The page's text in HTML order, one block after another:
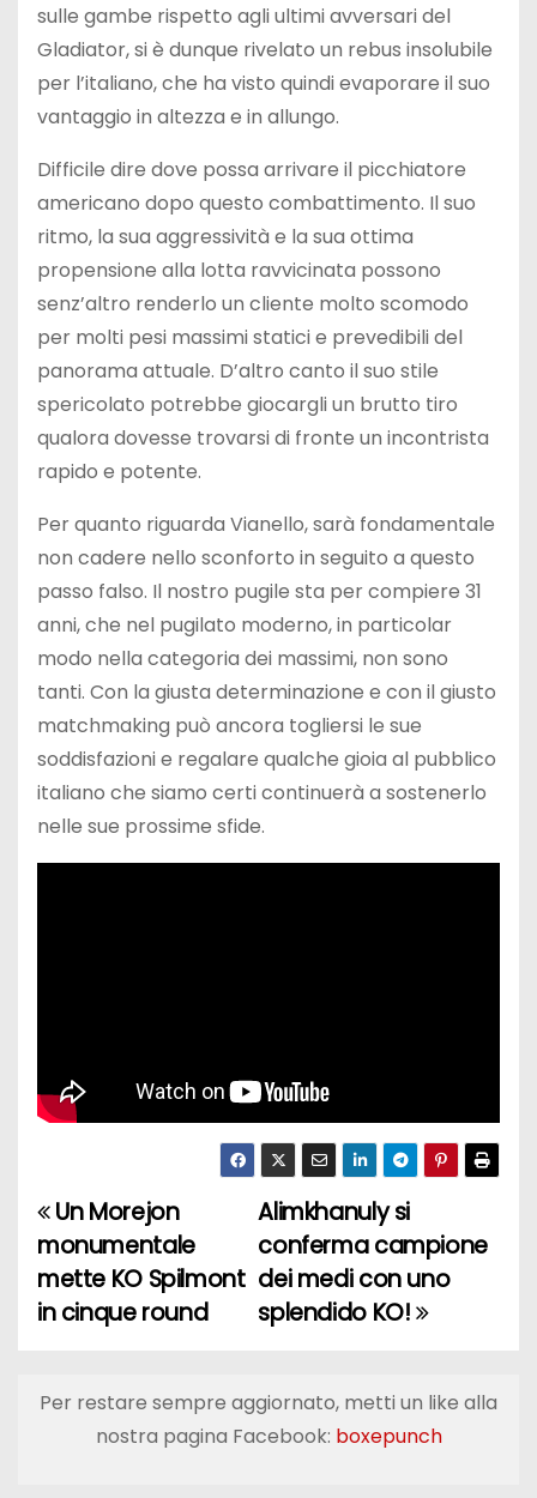
sulle gambe rispetto agli ultimi avversari del
Gladiator, si è dunque rivelato un rebus insolubile
per l’italiano, che ha visto quindi evaporare il suo
vantaggio in altezza e in allungo.
Difficile dire dove possa arrivare il picchiatore
americano dopo questo combattimento. Il suo
ritmo, la sua aggressività e la sua ottima
propensione alla lotta ravvicinata possono
senz’altro renderlo un cliente molto scomodo
per molti pesi massimi statici e prevedibili del
panorama attuale. D’altro canto il suo stile
spericolato potrebbe giocargli un brutto tiro
qualora dovesse trovarsi di fronte un incontrista
rapido e potente.
Per quanto riguarda Vianello, sarà fondamentale
non cadere nello sconforto in seguito a questo
passo falso. Il nostro pugile sta per compiere 31
anni, che nel pugilato moderno, in particolar
modo nella categoria dei massimi, non sono
tanti. Con la giusta determinazione e con il giusto
matchmaking può ancora togliersi le sue
soddisfazioni e regalare qualche gioia al pubblico
italiano che siamo certi continuerà a sostenerlo
nelle sue prossime sfide.
N
a
v
g
Alimkhanuly si
conferma campione
dei medi con uno
splendido KO!
Un Morejon
monumentale
mette KO Spilmont
in cinque round
Per restare sempre aggiornato, metti un like alla
nostra pagina Facebook: boxepunch